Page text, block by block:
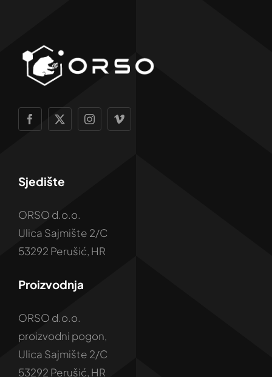
Sjedište
ORSO d.o.o.
Ulica Sajmište 2/C
53292 Perušić, HR
Proizvodnja
ORSO d.o.o.
proizvodni pogon,
Ulica Sajmište 2/C
53292 Perušić, HR